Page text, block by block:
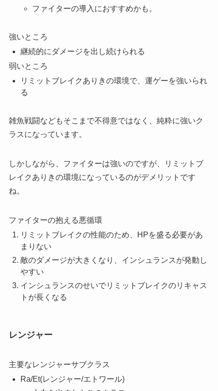
ファイターの導入におすすめかも。
強いところ
継続的にダメージを出し続けられる
弱いところ
リミットブレイクありきの環境で、運ゲーを強いられ
る
雑魚戦闘などもそこまで不得意ではなく、純粋に強いク
ラスになっています。
しかしながら、ファイターは強いのですが、リミットブ
レイクありきの環境になっているのがデメリットです
ね。
ファイターの抱える悪循環
リミットブレイクの性能のため、HPを盛る必要があ
まりない
敵のダメージが大きくなり、インシュランスが発動し
やすい
インシュランスのせいでリミットブレイクのリキャス
トが長くなる
レンジャー
主要なレンジャーサブクラス
Ra/Et(レンジャー/エトワール)